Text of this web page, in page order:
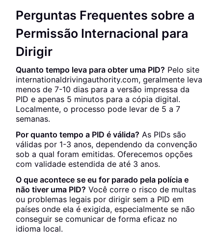
Perguntas Frequentes sobre a
Permissão Internacional para
Dirigir
Quanto tempo leva para obter uma PID? Pelo site
internationaldrivingauthority.com, geralmente leva
menos de 7-10 dias para a versão impressa da
PID e apenas 5 minutos para a cópia digital.
Localmente, o processo pode levar de 5 a 7
semanas.
Por quanto tempo a PID é válida? As PIDs são
válidas por 1-3 anos, dependendo da convenção
sob a qual foram emitidas. Oferecemos opções
com validade estendida de até 3 anos.
O que acontece se eu for parado pela polícia e
não tiver uma PID? Você corre o risco de multas
ou problemas legais por dirigir sem a PID em
países onde ela é exigida, especialmente se não
conseguir se comunicar de forma eficaz no
idioma local.